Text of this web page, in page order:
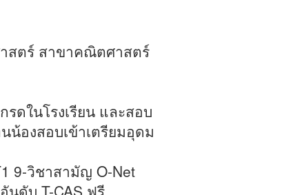
สตร์ สาขาคณิตศาสตร์
ดในโรงเรียน และสอบ
น้องสอบเข้าเตรียมอุดม
9-วิชาสามัญ O-Net
นดับ T-CAS ฟรี